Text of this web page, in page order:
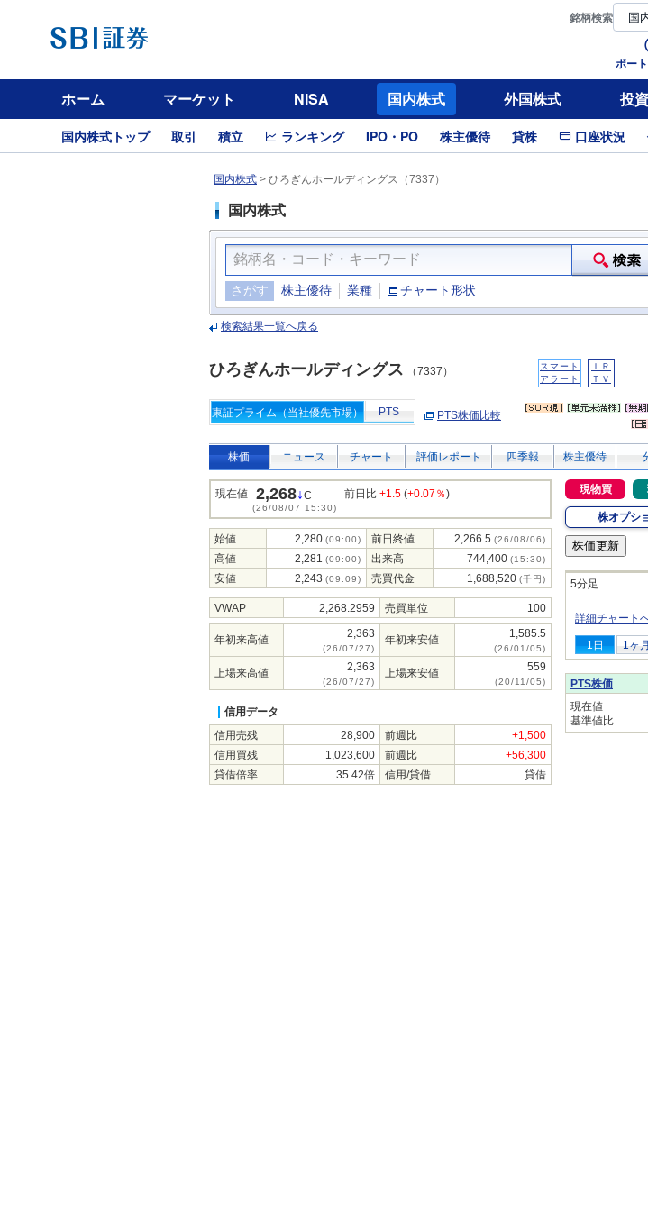
銘柄検索
ポー
ホーム マーケット NISA 国内株式 外国株式 投
国内株式トップ 取引 積立 ランキング IPO・PO 株主優待 貸株 口座状況
国内株式 > ひろぎんホールディングス（7337）
国内株式
さがす 株主優待 業種 チャート形状
検索結果一覧へ戻る
ひろぎんホールディングス （7337）
スマート
アラート
ＩＲ
ＴＶ
東証プライム（当社優先市場） PTS PTS株価比較
株価 ニュース チャート 評価レポート 四季報 株主優待
現在値 2,268↓C
(26/08/07 15:30)
前日比 +1.5 (+0.07％)
始値 2,280 (09:00) 前日終値 2,266.5 (26/08/06)
高値 2,281 (09:00) 出来高 744,400 (15:30)
安値 2,243 (09:09) 売買代金 1,688,520 (千円)
VWAP 2,268.2959 売買単位 100
年初来高値 2,363
(26/07/27)
年初来安値 1,585.5
(26/01/05)
上場来高値 2,363
(26/07/27)
上場来安値 559
(20/11/05)
信用データ
信用売残
28,900 前週比
+1,500
信用買残
1,023,600 前週比
+56,300
貸借倍率
35.42倍 信用/貸借 貸借
現物買
株オプシ
5分足
詳細チャート
1日 1ヶ月
PTS株価
現在値
基準値比